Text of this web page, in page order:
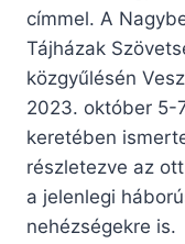
címmel. A
Tájházak
közgyűlésén
2023. október 5-
keretében
részletezve az
a jelenlegi
nehézségekre is.